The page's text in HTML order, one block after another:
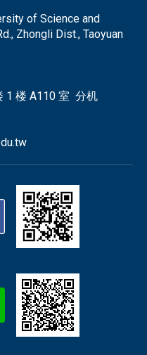
of Science and
Zhongli Dist., Taoyuan
1 楼 A110 室 分机